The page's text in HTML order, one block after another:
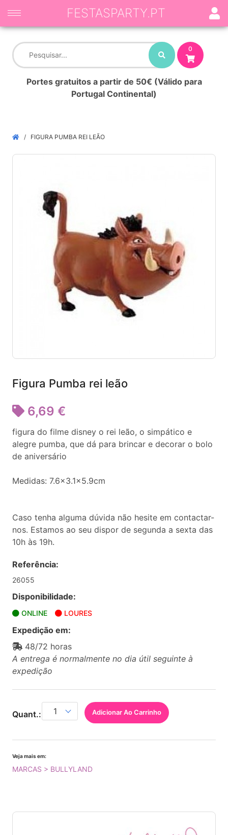
0
Portes gratuitos a partir de 50€ (Válido para
Portugal Continental)
FESTASPARTY.PT
FIGURA PUMBA REI LEÃO
Figura Pumba rei leão
6,69 €
figura do filme disney o rei leão, o simpático e
alegre pumba, que dá para brincar e decorar o bolo
de aniversário
Medidas: 7.6x3.1x5.9cm
Caso tenha alguma dúvida não hesite em contactar-
nos. Estamos ao seu dispor de segunda a sexta das
10h às 19h.
Referência:
26055
Disponibilidade:
ONLINE LOURES
Expedição em:
48/72 horas
A entrega é normalmente no dia útil seguinte à
expedição
Quant.: Adicionar Ao Carrinho
Veja mais em:
MARCAS > BULLYLAND